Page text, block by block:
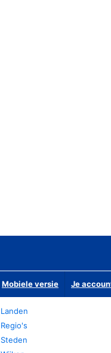
Mobiele versie Je
Landen
Regio's
Steden